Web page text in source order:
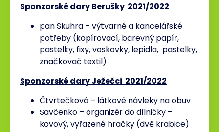
Sponzorské dary Berušky 2021/2022
pan Skuhra – výtvarné a kancelářské
potřeby (kopírovací, barevný papír,
pastelky, fixy, voskovky, lepidla, pastelky,
značkovač textil)
Sponzorské dary Ježečci 2021/2022
Čtvrtečková – látkové návleky na obuv
Savčenko – organizér do dílničky –
kovový, vyřazené hračky (dvě krabice)